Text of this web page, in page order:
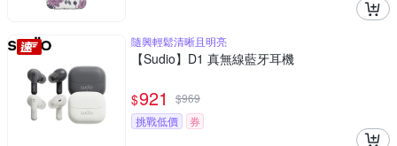
隨興輕鬆清晰且明亮
【Sudio】D1 真無線藍牙耳機
$921 $969
挑戰低價
券